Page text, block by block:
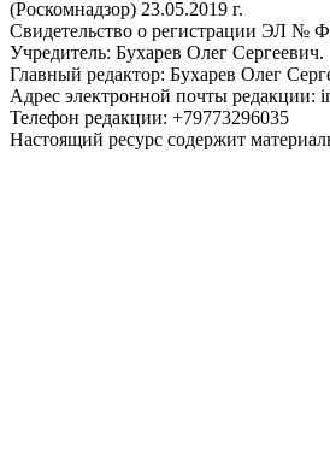
(Роскомнадзор) 23.05.2019 г.
Свидетельство о регистрации ЭЛ №
Учредитель: Бухарев Олег Сергеевич.
Главный редактор: Бухарев Олег
Адрес электронной почты редакции:
Телефон редакции: +79773296035
Настоящий ресурс содержит